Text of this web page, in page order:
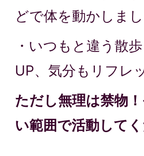
どで体を動かしまし
・いつもと違う散
UP、気分もリフレ
ただし無理は禁物
い範囲で活動してく